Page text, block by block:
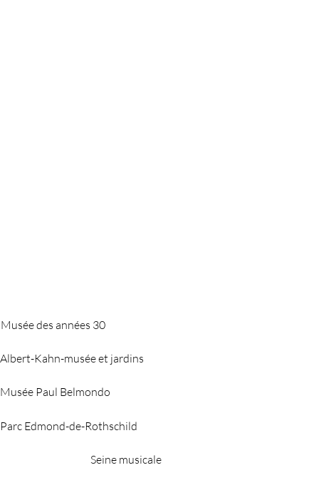
Musée des années 30
Albert-Kahn-musée et jardins
Musée Paul Belmondo
Parc Edmond-de-Rothschild
Seine musicale